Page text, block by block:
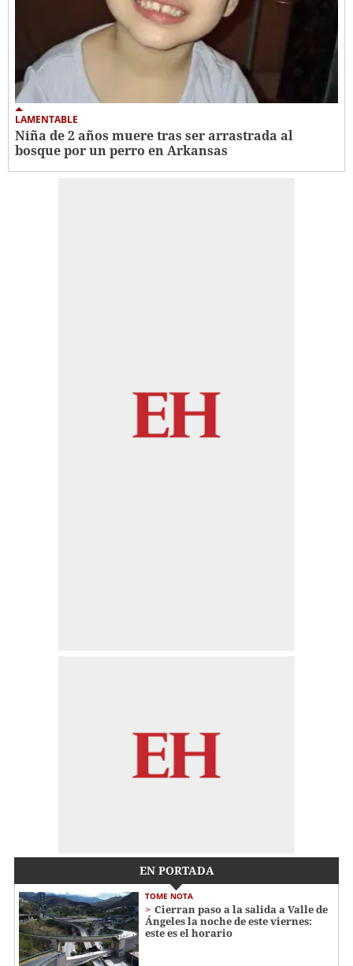
LAMENTABLE
Niña de 2 años muere tras ser arrastrada al
bosque por un perro en Arkansas
EN PORTADA
TOME NOTA
Cierran paso a la salida a Valle de
Ángeles la noche de este viernes:
este es el horario